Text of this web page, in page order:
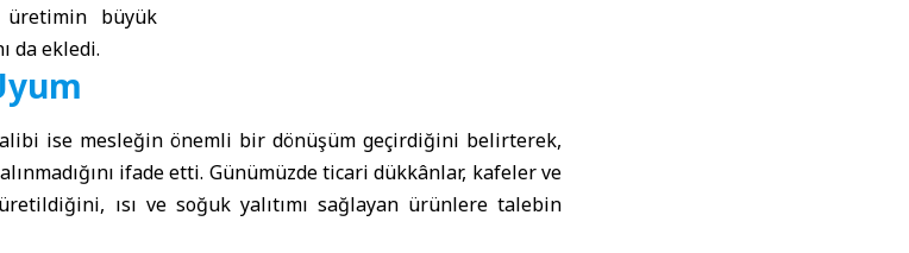
üretimin büyük
da ekledi.
ise mesleğin önemli bir dönüşüm geçirdiğini belirterek,
ifade etti. Günümüzde ticari dükkânlar, kafeler ve
ısı ve soğuk yalıtımı sağlayan ürünlere talebin